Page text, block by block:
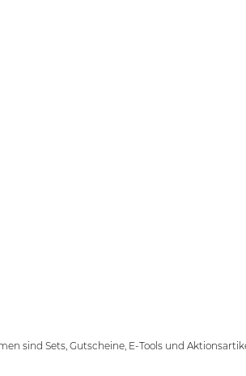
sind Sets, Gutscheine, E-Tools und